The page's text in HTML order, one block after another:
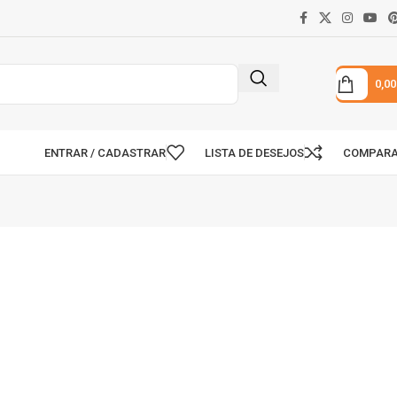
ENTRAR / CADASTRAR LISTA DE DESEJOS